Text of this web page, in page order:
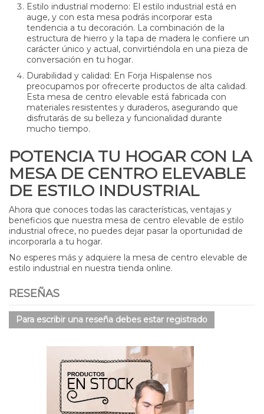
Estilo industrial moderno: El estilo industrial está en
auge, y con esta mesa podrás incorporar esta
tendencia a tu decoración. La combinación de la
estructura de hierro y la tapa de madera le confiere un
carácter único y actual, convirtiéndola en una pieza de
conversación en tu hogar.
Durabilidad y calidad: En Forja Hispalense nos
preocupamos por ofrecerte productos de alta calidad.
Esta mesa de centro elevable está fabricada con
materiales resistentes y duraderos, asegurando que
disfrutarás de su belleza y funcionalidad durante
mucho tiempo.
POTENCIA TU HOGAR CON LA
MESA DE CENTRO ELEVABLE
DE ESTILO INDUSTRIAL
Ahora que conoces todas las características, ventajas y
beneficios que nuestra mesa de centro elevable de estilo
industrial ofrece, no puedes dejar pasar la oportunidad de
incorporarla a tu hogar.
No esperes más y adquiere la mesa de centro elevable de
estilo industrial en nuestra tienda online.
RESEÑAS
Para escribir una reseña debes estar registrado